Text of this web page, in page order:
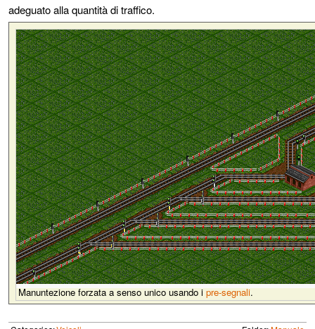
adeguato alla quantità di traffico.
Manuntezione forzata a senso unico usando ipre-segnali.